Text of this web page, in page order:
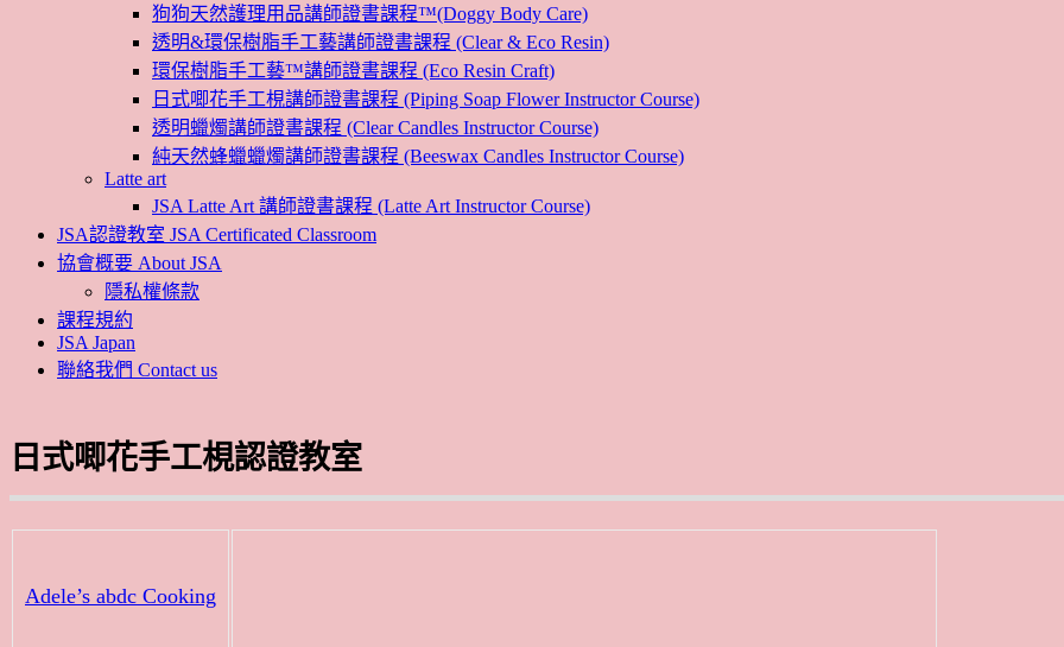
狗狗天然護理用品講師證書課程™(Doggy Body Care)
透明&環保樹脂手工藝講師證書課程 (Clear & Eco Resin)
環保樹脂手工藝™講師證書課程 (Eco Resin Craft)
日式唧花手工梘講師證書課程 (Piping Soap Flower Instructor Course)
透明蠟燭講師證書課程 (Clear Candles Instructor Course)
純天然蜂蠟蠟燭講師證書課程 (Beeswax Candles Instructor Course)
Latte art
JSA Latte Art 講師證書課程 (Latte Art Instructor Course)
JSA認證教室 JSA Certificated Classroom
協會概要 About JSA
隱私權條款
課程規約
JSA Japan
聯絡我們 Contact us
日式唧花手工梘認證教室
Adele’s abdc Cooking